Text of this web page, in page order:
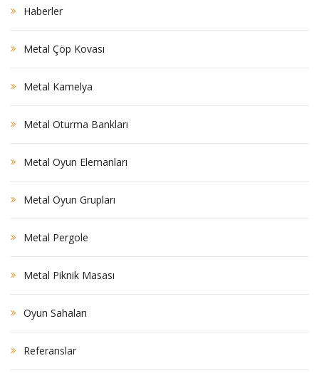
Haberler
Metal Çöp Kovası
Metal Kamelya
Metal Oturma Bankları
Metal Oyun Elemanları
Metal Oyun Grupları
Metal Pergole
Metal Piknik Masası
Oyun Sahaları
Referanslar